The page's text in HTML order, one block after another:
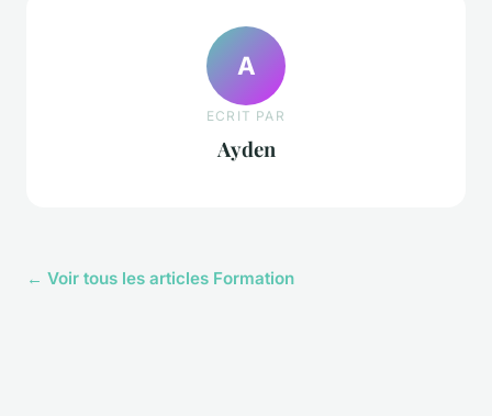
A
ECRIT PAR
Ayden
← Voir tous les articles Formation